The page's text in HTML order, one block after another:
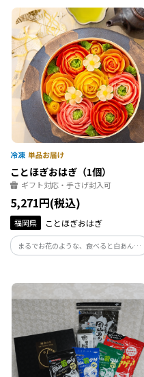
みと酸味のバランスが絶妙なあまおうの
魅力を存分に味わえる一品です。
ことほぎおはぎ（1個）
ギフト対応・手さげ封入可
5,271円(税込)
福岡県 ことほぎおはぎ
まるでお花のような、食べると白あんの
優しい甘味が広がるおはぎです。寿ぎ（こ
けた瞬間に、あなたの大切な人がきっと